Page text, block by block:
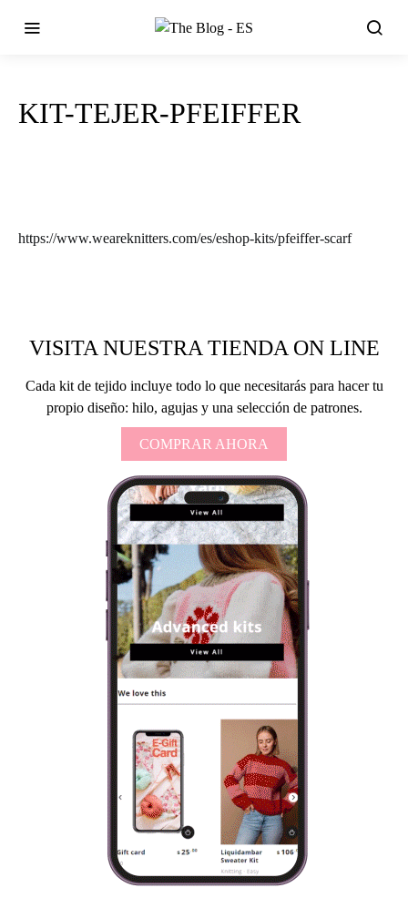
KIT-TEJER-PFEIFFER
https://www.weareknitters.com/es/eshop-kits/pfeiffer-scarf
VISITA NUESTRA TIENDA ON LINE
Cada kit de tejido incluye todo lo que necesitarás para hacer tu
propio diseño: hilo, agujas y una selección de patrones.
COMPRAR AHORA